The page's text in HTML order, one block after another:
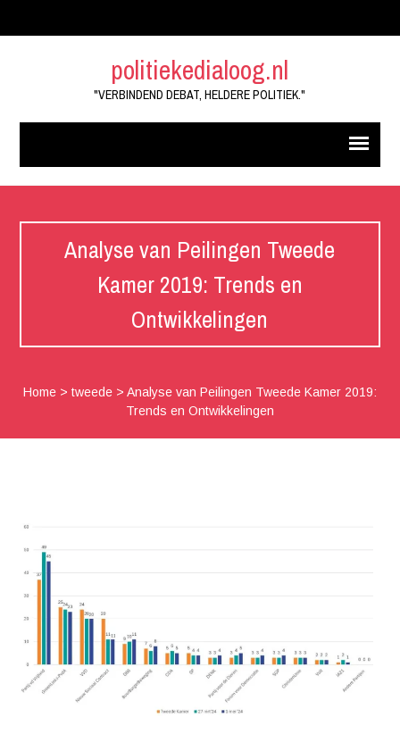
politiekedialoog.nl
"VERBINDEND DEBAT, HELDERE POLITIEK."
Analyse van Peilingen Tweede
Kamer 2019: Trends en
Ontwikkelingen
Home> tweede> Analyse van Peilingen Tweede Kamer 2019:
Trends en Ontwikkelingen